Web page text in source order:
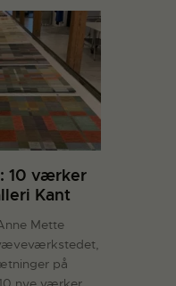
10 værker
Kant
Mette
på